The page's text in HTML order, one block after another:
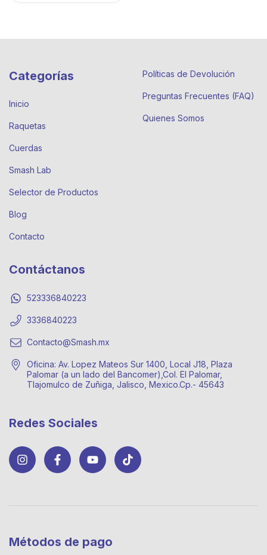
Categorías
Inicio
Raquetas
Cuerdas
Smash Lab
Selector de Productos
Blog
Contacto
Políticas de Devolución
Preguntas Frecuentes (FAQ)
Quienes Somos
Contáctanos
523336840223
3336840223
Contacto@Smash.mx
Oficina: Av. Lopez Mateos Sur 1400, Local J18, Plaza
Palomar (a un lado del Bancomer),Col. El Palomar,
Tlajomulco de Zuñiga, Jalisco, Mexico.Cp.- 45643
Redes Sociales
Métodos de pago